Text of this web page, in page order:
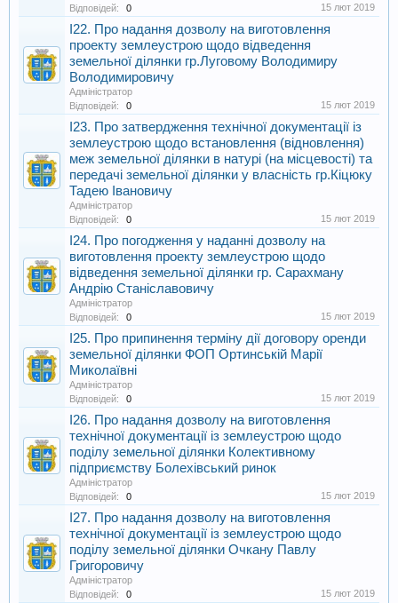
Відповідей:
0 15 лют 2019
I22. Про надання дозволу на виготовлення
проекту землеустрою щодо відведення
земельної ділянки гр.Луговому Володимиру
Володимировичу
Адміністратор
Відповідей:
0 15 лют 2019
I23. Про затвердження технічної документації із
землеустрою щодо встановлення (відновлення)
меж земельної ділянки в натурі (на місцевості) та
передачі земельної ділянки у власність гр.Кіцюку
Тадею Івановичу
Адміністратор
Відповідей:
0 15 лют 2019
I24. Про погодження у наданні дозволу на
виготовлення проекту землеустрою щодо
відведення земельної ділянки гр. Сарахману
Андрію Станіславовичу
Адміністратор
Відповідей:
0 15 лют 2019
I25. Про припинення терміну дії договору оренди
земельної ділянки ФОП Ортинській Марії
Миколаївні
Адміністратор
Відповідей:
0 15 лют 2019
I26. Про надання дозволу на виготовлення
технічної документації із землеустрою щодо
поділу земельної ділянки Колективному
підприємству Болехівський ринок
Адміністратор
Відповідей:
0 15 лют 2019
I27. Про надання дозволу на виготовлення
технічної документації із землеустрою щодо
поділу земельної ділянки Очкану Павлу
Григоровичу
Адміністратор
Відповідей:
0 15 лют 2019